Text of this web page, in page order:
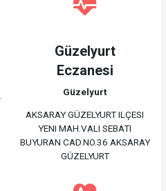
Güzelyurt
Eczanesi
Güzelyurt
AKSARAY GÜZELYURT ILÇESI
YENI MAH.VALI SEBATI
BUYURAN CAD.NO.36 AKSARAY
GÜZELYURT